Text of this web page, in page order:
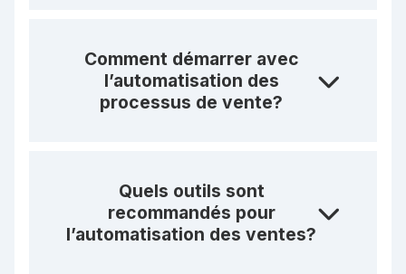
Comment démarrer avec
l’automatisation des
processus de vente?
Quels outils sont
recommandés pour
l’automatisation des ventes?